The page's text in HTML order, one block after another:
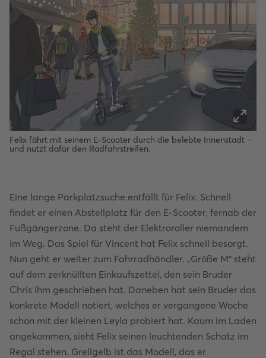
Felix fährt mit seinem E-Scooter durch die belebte Innenstadt –
und nutzt dafür den Radfahrstreifen.
Eine lange Parkplatzsuche entfällt für Felix. Schnell
findet er einen Abstellplatz für den E-Scooter, fernab der
Fußgängerzone. Da steht der Elektroroller niemandem
im Weg. Das Spiel für Vincent hat Felix schnell besorgt.
Nun geht er weiter zum Fahrradhändler. „Größe M“ steht
auf dem zerknüllten Einkaufszettel, den sein Bruder
Chris ihm geschrieben hat. Daneben hat sein Bruder das
konkrete Modell notiert, welches er vergangene Woche
schon mit der kleinen Leyla probiert hat. Kaum im Laden
angekommen, sieht Felix seinen leuchtenden Schatz im
Regal stehen. Grellgelb ist das Modell, das er